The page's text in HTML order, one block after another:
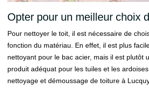
Opter pour un meilleur choix
Pour nettoyer le toit, il est nécessaire de
fonction du matériau. En effet, il est plus
nettoyant pour le bac acier, mais il est plutôt
produit adéquat pour les tuiles et les
nettoyage et démoussage de toiture à